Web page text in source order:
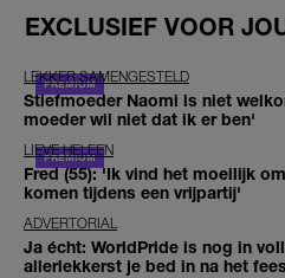
EXCLUSIEF VOOR
LEKKER SAMENGESTELD
Stiefmoeder Naomi is niet
moeder wil niet dat ik er ben'
LIEVE HELEEN
Fred (55): 'Ik vind het moeilijk
komen tijdens een vrijpartij'
ADVERTORIAL
Ja écht: WorldPride is nog in
allerlekkerst je bed in na het